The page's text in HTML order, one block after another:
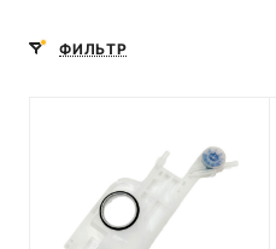
ФИЛЬТР